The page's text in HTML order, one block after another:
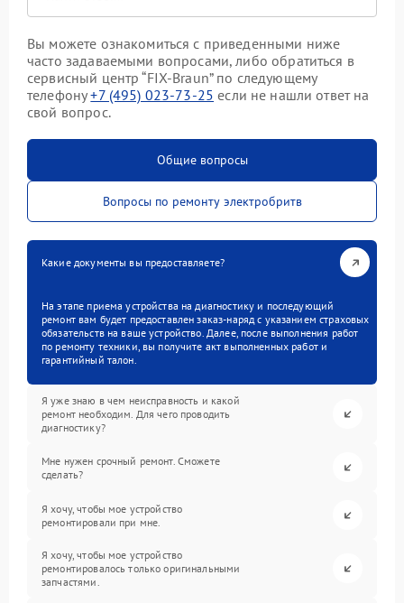
Вы можете ознакомиться с приведенными ниже
часто задаваемыми вопросами, либо обратиться в
сервисный центр “FIX-Braun” по следующему
телефону+7 (495) 023-73-25 если не нашли ответ на
свой вопрос.
Общие вопросы
Вопросы по ремонту электробритв
Какие документы вы предоставляете?
На этапе приема устройства на диагностику и последующий
ремонт вам будет предоставлен заказ-наряд с указанием страховых
обязательств на ваше устройство. Далее, после выполнения работ
по ремонту техники, вы получите акт выполненных работ и
гарантийный талон.
Я уже знаю в чем неисправность и какой
ремонт необходим. Для чего проводить
диагностику?
Мне нужен срочный ремонт. Сможете
сделать?
Я хочу, чтобы мое устройство
ремонтировали при мне.
Я хочу, чтобы мое устройство
ремонтировалось только оригинальными
запчастями.